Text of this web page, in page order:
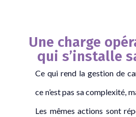
Une charge
qui s’installe
Ce qui rend la gestion de
ce n’est pas sa complexité,
Les mêmes actions sont